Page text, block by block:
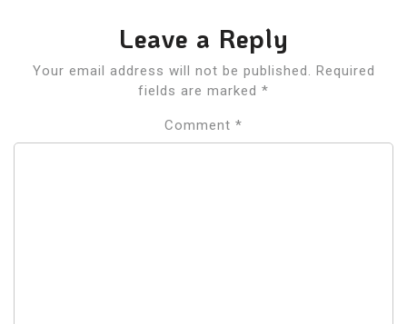
Leave a Reply
Your email address will not be published.
Required
fields are marked *
Comment *